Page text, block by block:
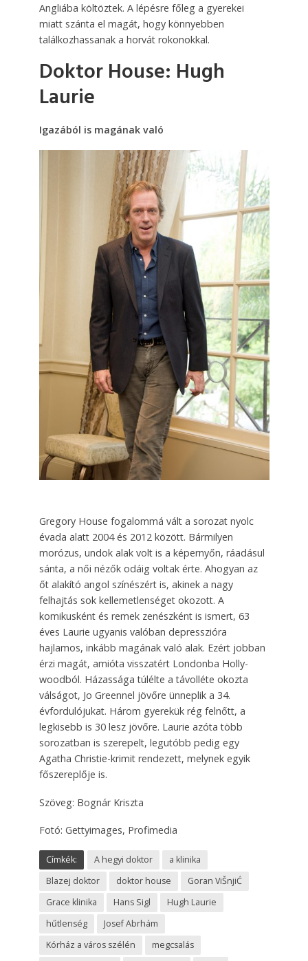
Angliába költöztek. A lépésre főleg a gyerekei
miatt szánta el magát, hogy könnyebben
találkozhassanak a horvát rokonokkal.
Doktor House: Hugh
Laurie
Igazából is magának való
Gregory House fogalommá vált a sorozat nyolc
évada alatt 2004 és 2012 között. Bármilyen
morózus, undok alak volt is a képernyőn, ráadásul
sánta, a női nézők odáig voltak érte. Ahogyan az
őt alakító angol színészért is, akinek a nagy
felhajtás sok kellemetlenséget okozott. A
komikusként és remek zenészként is ismert, 63
éves Laurie ugyanis valóban depresszióra
hajlamos, inkább magának való alak. Ezért jobban
érzi magát, amióta visszatért Londonba Holly­
woodból. Házassága túlélte a távolléte okozta
válságot, Jo Greennel jövőre ünneplik a 34.
évfordulójukat. Három gyerekük rég felnőtt, a
legkisebb is 30 lesz jövőre. ­Laurie azóta több
sorozatban is szerepelt, legutóbb pedig egy
Agatha Christie-krimit rendezett, melynek egyik
főszereplője is.
Szöveg: Bognár Kriszta
Fotó: Gettyimages, Profimedia
Címkék: A hegyi doktor
a klinika
Blazej doktor
doktor house
Goran ViŠnjiĆ
Grace klinika
Hans Sigl
Hugh Laurie
hűtlenség
Josef Abrhám
Kórház a város szélén
megcsalás